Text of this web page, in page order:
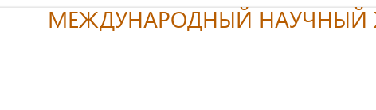
МЕЖДУНАРОДНЫЙ НАУЧНЫЙ